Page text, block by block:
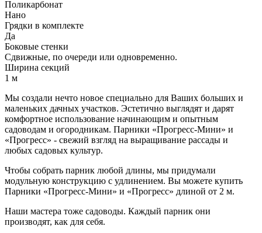
Поликарбонат
Нано
Грядки в комплекте
Да
Боковые стенки
Сдвижные, по очереди или одновременно.
Ширина секций
1 м
Мы создали нечто новое специально для Ваших больших и
маленьких дачных участков. Эстетично выглядят и дарят
комфортное использование начинающим и опытным
садоводам и огородникам. Парники «Прогресс-Мини» и
«Прогресс» - свежий взгляд на выращивание рассады и
любых садовых культур.
Чтобы собрать парник любой длины, мы придумали
модульную конструкцию с удлинением. Вы можете купить
Парники «Прогресс-Мини» и «Прогресс» длиной от 2 м.
Наши мастера тоже садоводы. Каждый парник они
производят, как для себя.